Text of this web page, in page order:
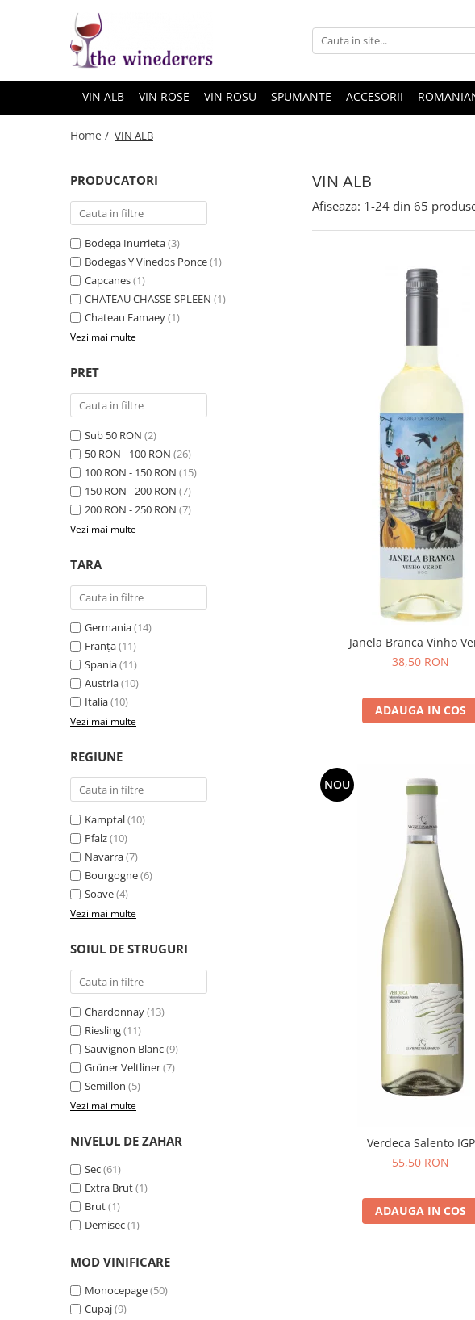
VIN ALB VIN ROSE VIN ROSU SPUMANTE ACCESORII
Home / VIN ALB
VIN ALB
PRODUCATORI
Bodega Inurrieta(3)
Bodegas Y Vinedos Ponce(1)
Capcanes(1)
CHATEAU CHASSE-SPLEEN (1)
Chateau Famaey(1)
Vezi mai multe
PRET
Sub 50 RON (2)
50 RON - 100 RON (26)
100 RON - 150 RON (15)
150 RON - 200 RON (7)
200 RON - 250 RON (7)
Vezi mai multe
TARA
Germania(14)
Franța(11)
Spania(11)
Austria(10)
Italia(10)
Vezi mai multe
REGIUNE
Kamptal(10)
Pfalz(10)
Navarra(7)
Bourgogne(6)
Soave(4)
Vezi mai multe
SOIUL DE STRUGURI
Chardonnay(13)
Riesling(11)
Sauvignon Blanc(9)
Grüner Veltliner(7)
Semillon (5)
Vezi mai multe
NIVELUL DE ZAHAR
Sec(61)
Extra Brut(1)
Brut(1)
Demisec(1)
MOD VINIFICARE
Monocepage(50)
Cupaj(9)
Afiseaza: 1-24 din 65
Janela Branca Vinho
38,50 RON
ADAUGA IN COS
NOU
Verdeca Salento IGP
55,50 RON
ADAUGA IN COS